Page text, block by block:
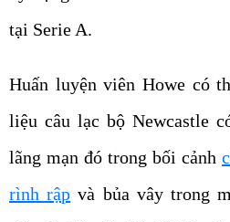
tại Serie A.
Huấn luyện viên Howe có
liệu câu lạc bộ Newcastle
lãng mạn đó trong bối cảnh
rình rập và bủa vây trong